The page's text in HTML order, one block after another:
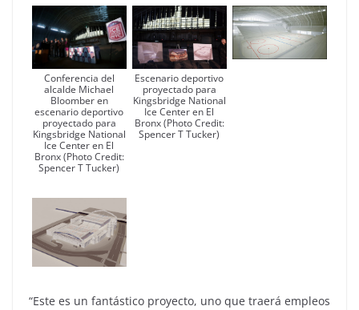
Conferencia del
alcalde Michael
Bloomber en
escenario deportivo
proyectado para
Kingsbridge National
Ice Center en El
Bronx (Photo Credit:
Spencer T Tucker)
Escenario deportivo
proyectado para
Kingsbridge National
Ice Center en El
Bronx (Photo Credit:
Spencer T Tucker)
“Este es un fantástico proyecto, uno que traerá empleos